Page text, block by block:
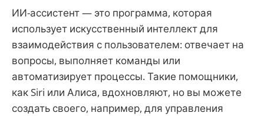
ИИ-ассистент — это программа, которая
использует искусственный интеллект для
взаимодействия с пользователем: отвечает на
вопросы, выполняет команды или
автоматизирует процессы. Такие помощники,
как Siri или Алиса, вдохновляют, но вы можете
создать своего, например, для управления